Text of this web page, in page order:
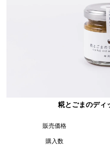
糀とごまのディ
販売価格
購入数